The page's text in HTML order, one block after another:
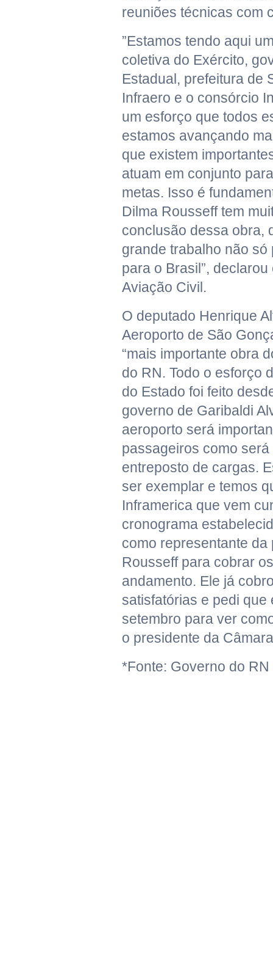
reuniões técnicas com
”Estamos tendo aqui
coletiva do Exército,
Estadual, prefeitura de
Infraero e o consórcio
um esforço que todos
estamos avançando
que existem
atuam em conjunto
metas. Isso é
Dilma Rousseff tem
conclusão dessa obra,
grande trabalho não só
para o Brasil”,
Aviação Civil.
O deputado Henrique
Aeroporto de São
“mais importante obra
do RN. Todo o esforço
do Estado foi feito
governo de Garibaldi
aeroporto será
passageiros como
entreposto de cargas.
ser exemplar e temos
Inframerica que vem
cronograma
como representante da
Rousseff para cobrar
andamento. Ele já
satisfatórias e pedi que
setembro para ver
o presidente da
*Fonte: Governo do RN